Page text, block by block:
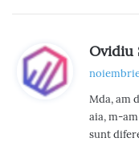
Ovidiu
noiembrie
Mda, am
aia, m-
sunt